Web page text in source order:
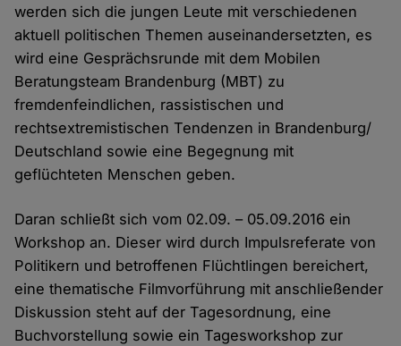
werden sich die jungen Leute mit verschiedenen
aktuell politischen Themen auseinandersetzten, es
wird eine Gesprächsrunde mit dem Mobilen
Beratungsteam Brandenburg (MBT) zu
fremdenfeindlichen, rassistischen und
rechtsextremistischen Tendenzen in Brandenburg/
Deutschland sowie eine Begegnung mit
geflüchteten Menschen geben.
Daran schließt sich vom 02.09. – 05.09.2016 ein
Workshop an. Dieser wird durch Impulsreferate von
Politikern und betroffenen Flüchtlingen bereichert,
eine thematische Filmvorführung mit anschließender
Diskussion steht auf der Tagesordnung, eine
Buchvorstellung sowie ein Tagesworkshop zur